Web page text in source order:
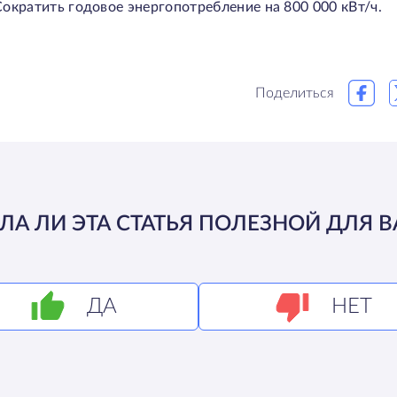
годовое энергопотребление на 800 000 кВт/ч.
Поделиться
ЛИ ЭТА СТАТЬЯ ПОЛЕЗНОЙ ДЛЯ
ДА НЕТ